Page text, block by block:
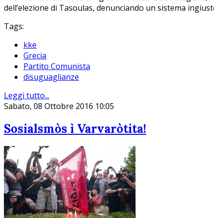
dell’elezione di Tasoulas, denunciando un sistema
Tags:
kke
Grecia
Partito Comunista
disuguaglianze
Leggi tutto...
Sabato, 08 Ottobre 2016 10:05
Sosialsmòs ì Varvaròtita!